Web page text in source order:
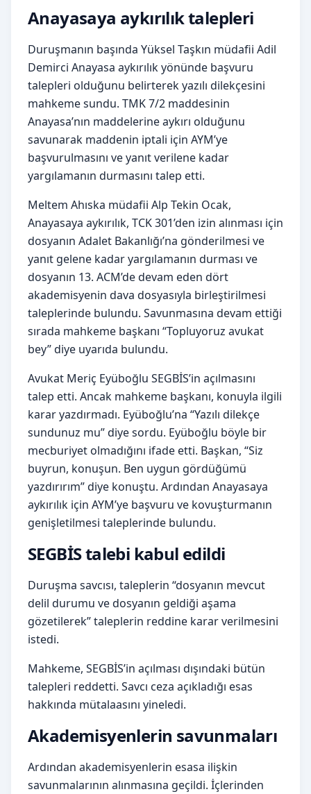
Anayasaya aykırılık talepleri
Duruşmanın başında Yüksel Taşkın müdafii Adil
Demirci Anayasa aykırılık yönünde başvuru
talepleri olduğunu belirterek yazılı dilekçesini
mahkeme sundu. TMK 7/2 maddesinin
Anayasa’nın maddelerine aykırı olduğunu
savunarak maddenin iptali için AYM’ye
başvurulmasını ve yanıt verilene kadar
yargılamanın durmasını talep etti.
Meltem Ahıska müdafii Alp Tekin Ocak,
Anayasaya aykırılık, TCK 301’den izin alınması için
dosyanın Adalet Bakanlığı’na gönderilmesi ve
yanıt gelene kadar yargılamanın durması ve
dosyanın 13. ACM’de devam eden dört
akademisyenin dava dosyasıyla birleştirilmesi
taleplerinde bulundu. Savunmasına devam ettiği
sırada mahkeme başkanı “Topluyoruz avukat
bey” diye uyarıda bulundu.
Avukat Meriç Eyüboğlu SEGBİS’in açılmasını
talep etti. Ancak mahkeme başkanı, konuyla ilgili
karar yazdırmadı. Eyüboğlu’na “Yazılı dilekçe
sundunuz mu” diye sordu. Eyüboğlu böyle bir
mecburiyet olmadığını ifade etti. Başkan, “Siz
buyrun, konuşun. Ben uygun gördüğümü
yazdırırım” diye konuştu. Ardından Anayasaya
aykırılık için AYM’ye başvuru ve kovuşturmanın
genişletilmesi taleplerinde bulundu.
SEGBİS talebi kabul edildi
Duruşma savcısı, taleplerin “dosyanın mevcut
delil durumu ve dosyanın geldiği aşama
gözetilerek” taleplerin reddine karar verilmesini
istedi.
Mahkeme, SEGBİS’in açılması dışındaki bütün
talepleri reddetti. Savcı ceza açıkladığı esas
hakkında mütalaasını yineledi.
Akademisyenlerin savunmaları
Ardından akademisyenlerin esasa ilişkin
savunmalarının alınmasına geçildi. İçlerinden